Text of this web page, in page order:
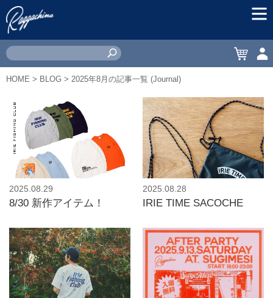
HOME > BLOG > 2025年8月の記事一覧 (Journal)
2025.08.29
8/30 新作アイテム！
2025.08.28
IRIE TIME SACOCHE